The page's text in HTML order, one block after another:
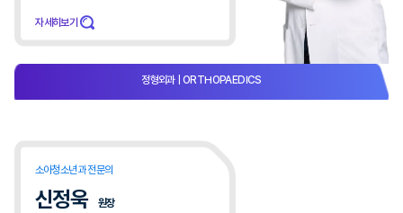
자세히보기
정형외과 | ORTHOPAEDICS​
소아청소년과 전문의
신정욱
원장